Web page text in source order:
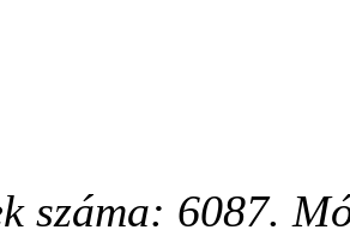
száma: 6087.